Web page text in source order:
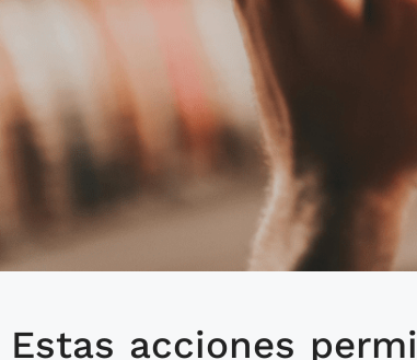
Nicaragua inicia
Estas acciones